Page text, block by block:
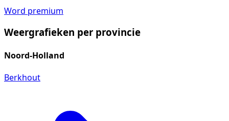
Word premium
Weergrafieken per provincie
Noord-Holland
Berkhout